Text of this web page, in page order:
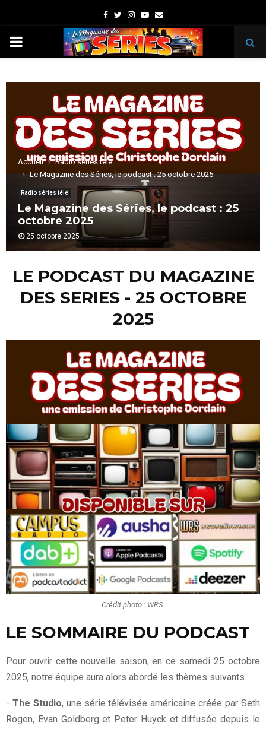
Facebook
TwitterInstagram
Youtube
Email
PRIMARY
Accueil
Radio séries télé
Le Magazine des Séries, le podcast : 25 octobre 2025
Radio séries télé
Le Magazine des Séries, le podcast : 25
octobre 2025
25 octobre 2025
LE PODCAST DU MAGAZINE
DES SERIES - 25 OCTOBRE
2025
Crédit photo : WRS.
LE SOMMAIRE DU PODCAST
Pour ouvrir cette nouvelle saison, en ce samedi 25 octobre
2025, notre équipe aura alors abordé les thèmes suivants :
- The Studio, une série télévisée américaine créée par Seth
Rogen, Evan Goldberg et Peter Huyck et diffusée depuis le